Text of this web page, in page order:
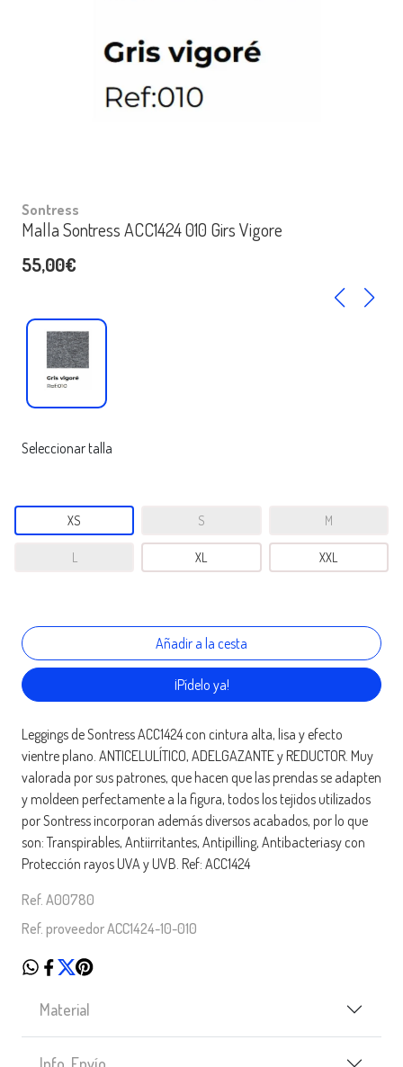
Sontress
Malla Sontress ACC1424 010 Girs Vigore
55,00€
Seleccionar talla
XS S M
L XL XXL
¡Pídelo ya!
Leggings de Sontress ACC1424 con cintura alta, lisa y efecto
vientre plano. ANTICELULÍTICO, ADELGAZANTE y REDUCTOR. Muy
valorada por sus patrones, que hacen que las prendas se adapten
y moldeen perfectamente a la figura, todos los tejidos utilizados
por Sontress incorporan además diversos acabados, por lo que
son: Transpirables, Antiirritantes, Antipilling, Antibacteriasy con
Protección rayos UVA y UVB. Ref: ACC1424
Ref. A00780
Ref. proveedor ACC1424-10-010
Material
Info. Envío